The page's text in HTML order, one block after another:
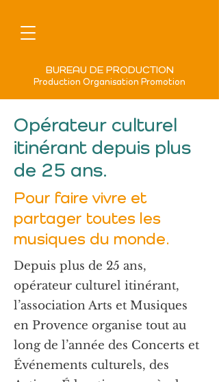
BUREAU DE PRODUCTION
Production Organisation Promotion
Opérateur culturel
itinérant depuis plus
de 25 ans.
Pour faire vivre et
partager toutes les
musiques du monde.
Depuis plus de 25 ans,
opérateur culturel itinérant,
l’association Arts et Musiques
en Provence organise tout au
long de l’année des Concerts et
Événements culturels, des